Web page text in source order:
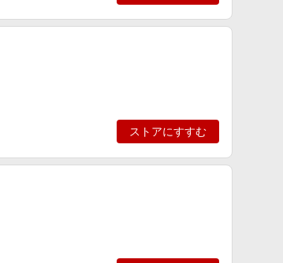
ストアにすすむ